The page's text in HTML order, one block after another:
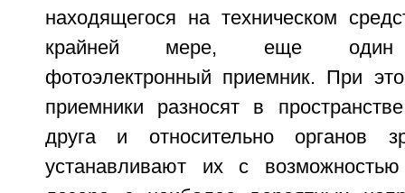
находящегося на техническом
крайней мере, еще один
фотоэлектронный приемник. При
приемники разносят в
друга и относительно органов
устанавливают их с